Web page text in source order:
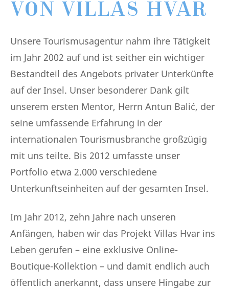
VON VILLAS HVAR
Unsere Tourismusagentur nahm ihre Tätigkeit
im Jahr 2002 auf und ist seither ein wichtiger
Bestandteil des Angebots privater Unterkünfte
auf der Insel. Unser besonderer Dank gilt
unserem ersten Mentor, Herrn Antun Balić, der
seine umfassende Erfahrung in der
internationalen Tourismusbranche großzügig
mit uns teilte. Bis 2012 umfasste unser
Portfolio etwa 2.000 verschiedene
Unterkunftseinheiten auf der gesamten Insel.
Im Jahr 2012, zehn Jahre nach unseren
Anfängen, haben wir das Projekt Villas Hvar ins
Leben gerufen – eine exklusive Online-
Boutique-Kollektion – und damit endlich auch
öffentlich anerkannt, dass unsere Hingabe zur